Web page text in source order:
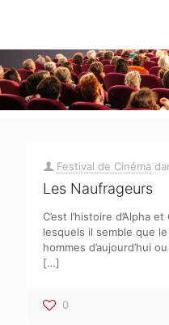
Festival de Cinéma
Les Naufrageurs
C’est l’histoire d’Alpha
lesquels il semble que
hommes d’aujourd’hui
[…]
0